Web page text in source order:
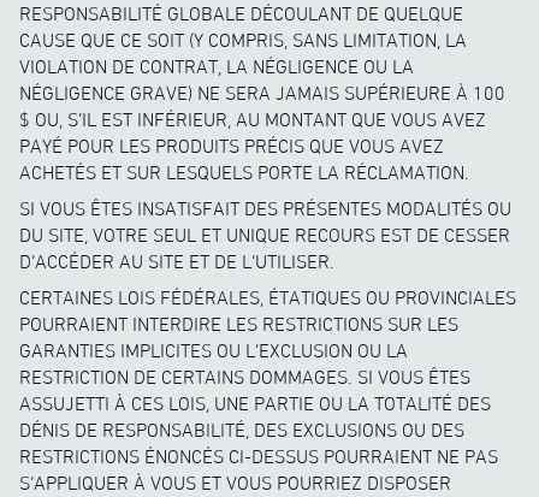
RESPONSABILITÉ GLOBALE DÉCOULANT DE QUELQUE
CAUSE QUE CE SOIT (Y COMPRIS, SANS LIMITATION, LA
VIOLATION DE CONTRAT, LA NÉGLIGENCE OU LA
NÉGLIGENCE GRAVE) NE SERA JAMAIS SUPÉRIEURE À 100
$ OU, S’IL EST INFÉRIEUR, AU MONTANT QUE VOUS AVEZ
PAYÉ POUR LES PRODUITS PRÉCIS QUE VOUS AVEZ
ACHETÉS ET SUR LESQUELS PORTE LA RÉCLAMATION.
SI VOUS ÊTES INSATISFAIT DES PRÉSENTES MODALITÉS OU
DU SITE, VOTRE SEUL ET UNIQUE RECOURS EST DE CESSER
D’ACCÉDER AU SITE ET DE L’UTILISER.
CERTAINES LOIS FÉDÉRALES, ÉTATIQUES OU PROVINCIALES
POURRAIENT INTERDIRE LES RESTRICTIONS SUR LES
GARANTIES IMPLICITES OU L’EXCLUSION OU LA
RESTRICTION DE CERTAINS DOMMAGES. SI VOUS ÊTES
ASSUJETTI À CES LOIS, UNE PARTIE OU LA TOTALITÉ DES
DÉNIS DE RESPONSABILITÉ, DES EXCLUSIONS OU DES
RESTRICTIONS ÉNONCÉS CI-DESSUS POURRAIENT NE PAS
S’APPLIQUER À VOUS ET VOUS POURRIEZ DISPOSER